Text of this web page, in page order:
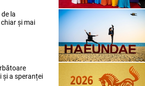
la
și mai
și a speranței